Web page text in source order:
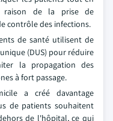
raison de la prise de
contrôle des infections.
de santé utilisent de
(DUS) pour réduire
la propagation des
à fort passage.
a créé davantage
de patients souhaitent
de l'hôpital, ce qui